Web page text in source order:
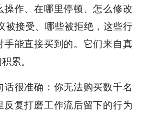
操作、在哪里停顿、怎么修改
被接受、哪些被拒绝，这些行
手能直接买到的。它们来自真
累。
很准确： 你无法购买数千名
反复打磨工作流后留下的行为